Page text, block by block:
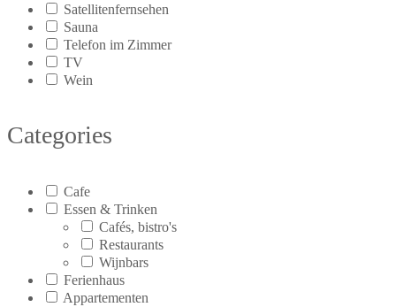
Satellitenfernsehen
Sauna
Telefon im Zimmer
TV
Wein
Categories
Cafe
Essen & Trinken
Cafés, bistro's
Restaurants
Wijnbars
Ferienhaus
Appartementen